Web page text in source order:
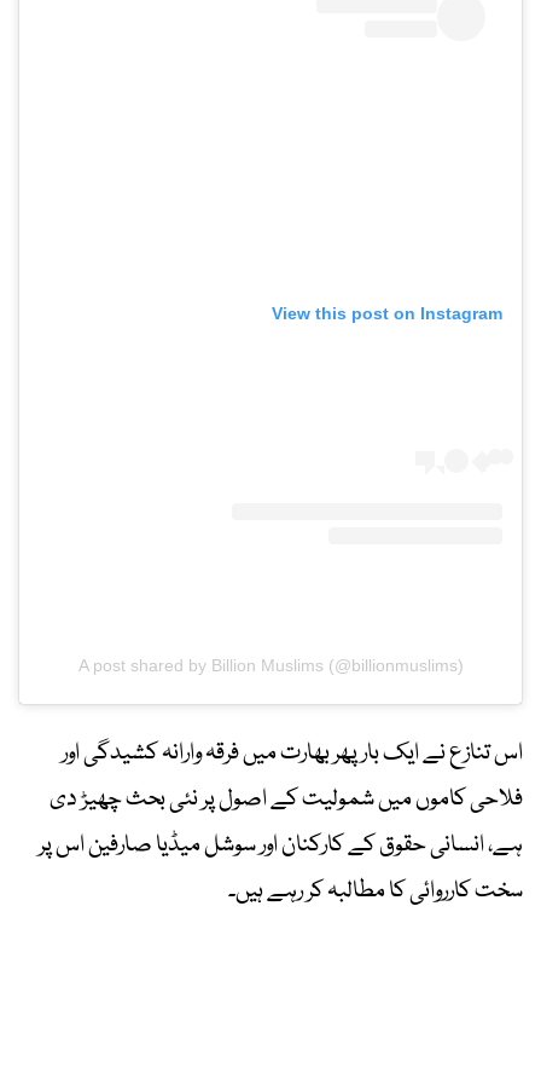
View this post on Instagram
A post shared by Billion Muslims (@billionmuslims)
اس تنازع نے ایک بار پھر بھارت میں فرقہ وارانہ کشیدگی اور
فلاحی کاموں میں شمولیت کے اصول پر نئی بحث چھیڑ دی
ہے، انسانی حقوق کے کارکنان اور سوشل میڈیا صارفین اس پر
سخت کارروائی کا مطالبہ کر رہے ہیں۔